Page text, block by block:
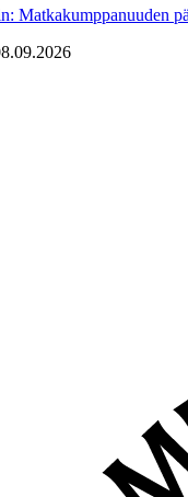
Matkakumppanuuden